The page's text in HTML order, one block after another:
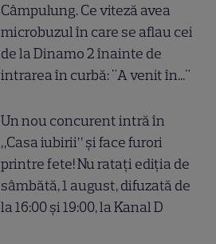
Câmpulung. Ce viteză avea
microbuzul în care se aflau cei
de la Dinamo 2 înainte de
intrarea în curbă: "A venit în..."
Un nou concurent intră în
„Casa iubirii” și face furori
printre fete! Nu ratați ediția de
sâmbătă, 1 august, difuzată de
la 16:00 și 19:00, la Kanal D